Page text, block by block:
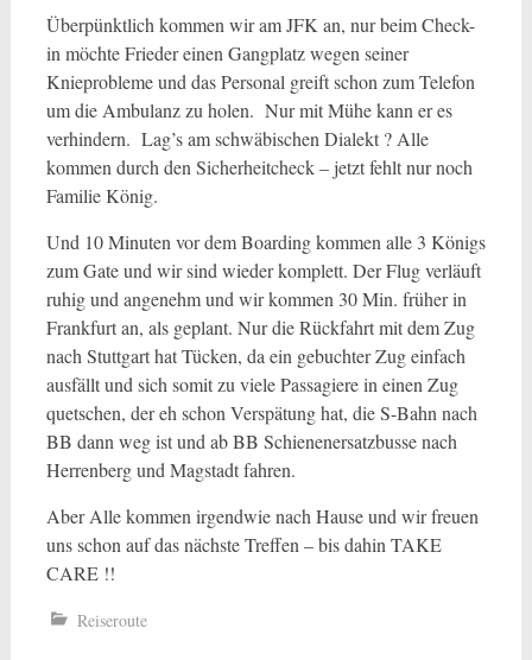
Überpünktlich kommen wir am JFK an, nur beim Check-
in möchte Frieder einen Gangplatz wegen seiner
Knieprobleme und das Personal greift schon zum Telefon
um die Ambulanz zu holen. Nur mit Mühe kann er es
verhindern. Lag’s am schwäbischen Dialekt ? Alle
kommen durch den Sicherheitcheck – jetzt fehlt nur noch
Familie König.
Und 10 Minuten vor dem Boarding kommen alle 3 Königs
zum Gate und wir sind wieder komplett. Der Flug verläuft
ruhig und angenehm und wir kommen 30 Min. früher in
Frankfurt an, als geplant. Nur die Rückfahrt mit dem Zug
nach Stuttgart hat Tücken, da ein gebuchter Zug einfach
ausfällt und sich somit zu viele Passagiere in einen Zug
quetschen, der eh schon Verspätung hat, die S-Bahn nach
BB dann weg ist und ab BB Schienenersatzbusse nach
Herrenberg und Magstadt fahren.
Aber Alle kommen irgendwie nach Hause und wir freuen
uns schon auf das nächste Treffen – bis dahin TAKE
CARE !!
Reiseroute